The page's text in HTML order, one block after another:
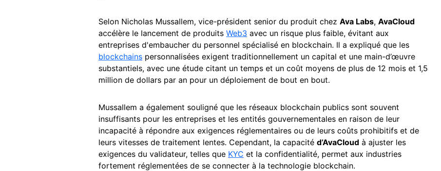
Selon Nicholas Mussallem, vice-président senior du produit chez Ava Labs, AvaCloud
accélère le lancement de produits Web3 avec un risque plus faible, évitant aux
entreprises d'embaucher du personnel spécialisé en blockchain. Il a expliqué que les
blockchains personnalisées exigent traditionnellement un capital et une main-d’œuvre
substantiels, avec une étude citant un temps et un coût moyens de plus de 12 mois et 1,5
million de dollars par an pour un déploiement de bout en bout.
Mussallem a également souligné que les réseaux blockchain publics sont souvent
insuffisants pour les entreprises et les entités gouvernementales en raison de leur
incapacité à répondre aux exigences réglementaires ou de leurs coûts prohibitifs et de
leurs vitesses de traitement lentes. Cependant, la capacité d’AvaCloud à ajuster les
exigences du validateur, telles que KYC et la confidentialité, permet aux industries
fortement réglementées de se connecter à la technologie blockchain.